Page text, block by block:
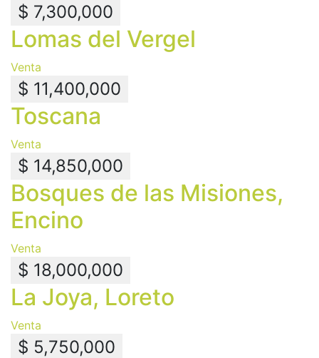
$ 7,300,000
Lomas del Vergel
Venta
$ 11,400,000
Toscana
Venta
$ 14,850,000
Bosques de las Misiones,
Encino
Venta
$ 18,000,000
La Joya, Loreto
Venta
$ 5,750,000